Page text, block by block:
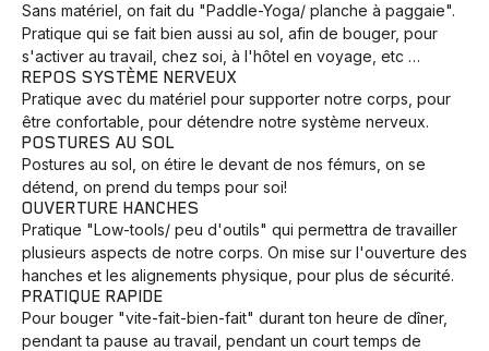
Animaux Avenir Bingo Communauté Culture
Développement
Voyage Yoga
Sans matériel, on fait du "Paddle-Yoga/ planche à paggaie".
Pratique qui se fait bien aussi au sol, afin de bouger, pour
s'activer au travail, chez soi, à l'hôtel en voyage, etc …
REPOS SYSTÈME NERVEUX
Pratique avec du matériel pour supporter notre corps, pour
être confortable, pour détendre notre système nerveux.
POSTURES AU SOL
Postures au sol, on étire le devant de nos fémurs, on se
détend, on prend du temps pour soi!
OUVERTURE HANCHES
Pratique "Low-tools/ peu d'outils" qui permettra de travailler
plusieurs aspects de notre corps. On mise sur l'ouverture des
hanches et les alignements physique, pour plus de sécurité.
PRATIQUE RAPIDE
Pour bouger "vite-fait-bien-fait" durant ton heure de dîner,
pendant ta pause au travail, pendant un court temps de